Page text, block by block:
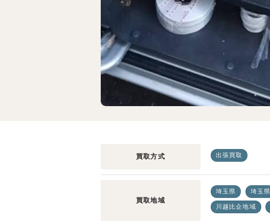
買取方式 出張買取
買取地域
埼玉県 埼玉県
川越比企地域